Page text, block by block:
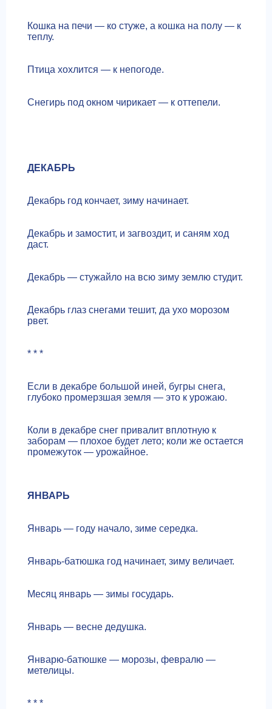
Кошка на печи — ко стуже, а кошка на полу — к
теплу.
Птица хохлится — к непогоде.
Снегирь под окном чирикает — к оттепели.
ДЕКАБРЬ
Декабрь год кончает, зиму начинает.
Декабрь и замостит, и загвоздит, и саням ход
даст.
Декабрь — стужайло на всю зиму землю студит.
Декабрь глаз снегами тешит, да ухо морозом
рвет.
* * *
Если в декабре большой иней, бугры снега,
глубоко промерзшая земля — это к урожаю.
Коли в декабре снег привалит вплотную к
заборам — плохое будет лето; коли же остается
промежуток — урожайное.
ЯНВАРЬ
Январь — году начало, зиме середка.
Январь-батюшка год начинает, зиму величает.
Месяц январь — зимы государь.
Январь — весне дедушка.
Январю-батюшке — морозы, февралю —
метелицы.
* * *